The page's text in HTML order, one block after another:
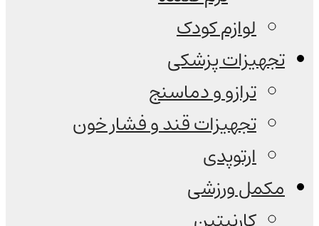
لوازم کودک
تجهیزات پزشکی
ترازو و دماسنج
تجهیزات قند و فشار خون
ارتوپدی
مکمل ورزشی